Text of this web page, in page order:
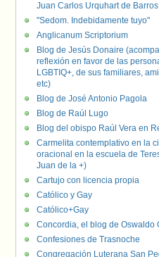
Juan Carlos Urquhart de
"Sedom. Indebidamente tuyo"
Anglicanum Scriptorium
Blog de Jesús Donaire
reflexión en favor de las
LGBTIQ+, de sus familiares,
etc)
Blog de José Antonio Pagola
Blog de Raúl Lugo
Blog del obispo Raúl Vera en
Carmelita contemplativo en la
oracional en la escuela de
Juan de la +)
Cartujo con licencia propia
Católico y Gay
Católico+Gay
Concordia, el blog de Oswaldo
Confesiones de Trasnoche
Congregación Luterana San